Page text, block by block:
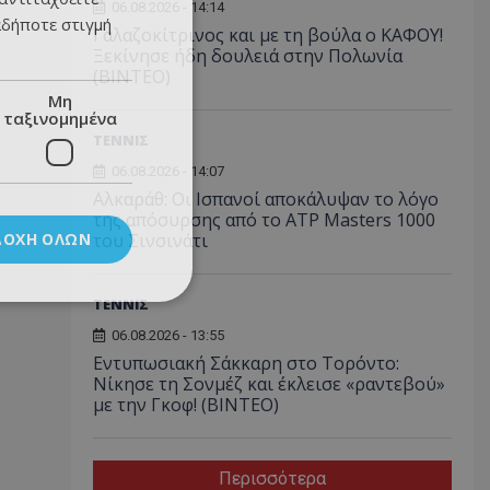
06.08.2026 - 14:14
Γαλαζοκίτρινος και με τη βούλα ο ΚΑΦΟΥ!
Ξεκίνησε ήδη δουλειά στην Πολωνία
(ΒΙΝΤΕΟ)
06.08.2026 - 14:07
Αλκαράθ: Οι Ισπανοί αποκάλυψαν το λόγο
της απόσυρσης από το ATP Masters 1000
του Σινσινάτι
ΤΕΝΝΙΣ
06.08.2026 - 13:55
Εντυπωσιακή Σάκκαρη στο Τορόντο:
Νίκησε τη Σονμέζ και έκλεισε «ραντεβού»
με την Γκοφ! (ΒΙΝΤΕΟ)
Περισσότερα
στιγμή
Μη
ταξινομημένα
ΌΛΩΝ